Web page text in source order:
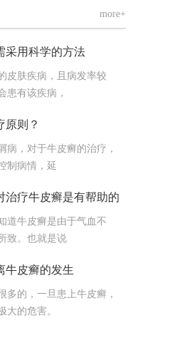
more+
采用科学的方法
皮肤疾病，且病发率较
患有该疾病，
原则？
病，对于牛皮癣的治疗，
制病情，延
治疗牛皮癣是有帮助的
道牛皮癣是由于气血不
致。也就是说
牛皮癣的发生
多的，一旦患上牛皮癣，
大的危害。